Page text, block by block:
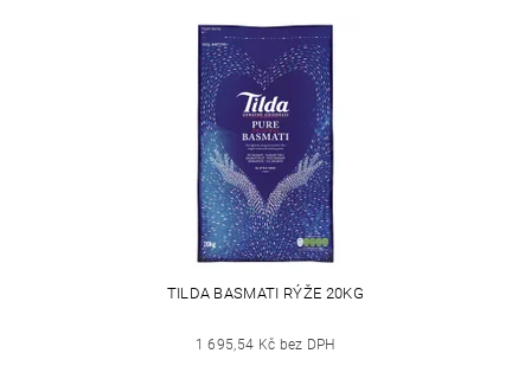
TILDA BASMATI RÝŽE 20KG
1 695,54 Kč bez DPH